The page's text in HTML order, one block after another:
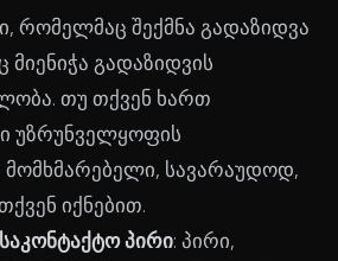
რომელმაც შექმნა გადაზიდვა
გადაზიდვის
თუ თქვენ ხართ
უზრუნველყოფის
სავარაუდოდ,
იქნებით.
პირი: პირი,